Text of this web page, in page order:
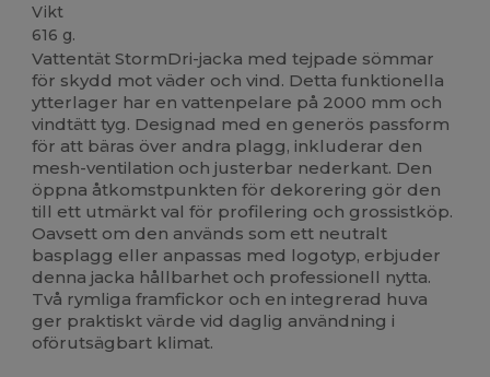
Vikt
616 g.
Vattentät StormDri-jacka med tejpade sömmar
för skydd mot väder och vind. Detta funktionella
ytterlager har en vattenpelare på 2000 mm och
vindtätt tyg. Designad med en generös passform
för att bäras över andra plagg, inkluderar den
mesh-ventilation och justerbar nederkant. Den
öppna åtkomstpunkten för dekorering gör den
till ett utmärkt val för profilering och grossistköp.
Oavsett om den används som ett neutralt
basplagg eller anpassas med logotyp, erbjuder
denna jacka hållbarhet och professionell nytta.
Två rymliga framfickor och en integrerad huva
ger praktiskt värde vid daglig användning i
oförutsägbart klimat.